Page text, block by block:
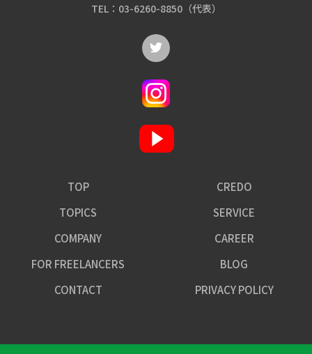
TEL：03-6260-8850（代表）
TOP
CREDO
TOPICS
SERVICE
COMPANY
CAREER
FOR FREELANCERS
BLOG
CONTACT
PRIVACY POLICY